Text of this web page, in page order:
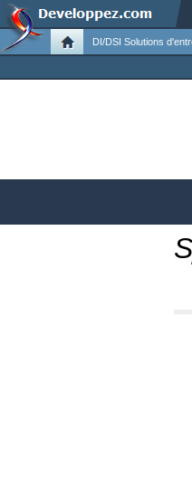
DI/DSI Solutions